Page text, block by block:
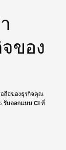
ของ
ถือของธุรกิจคุณ
รับออกแบบ CIที่